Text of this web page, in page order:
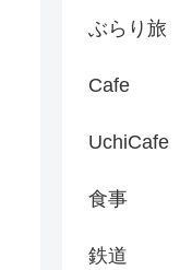
ぶらり旅
Cafe
UchiCafe
食事
鉄道